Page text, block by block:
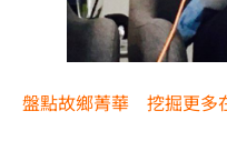
盤點故鄉菁華 挖掘更多